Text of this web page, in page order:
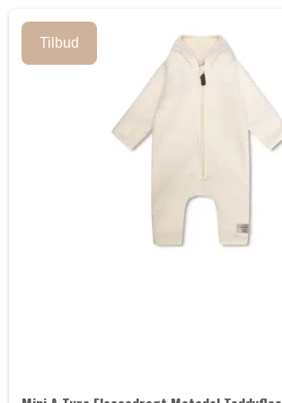
Tilbud